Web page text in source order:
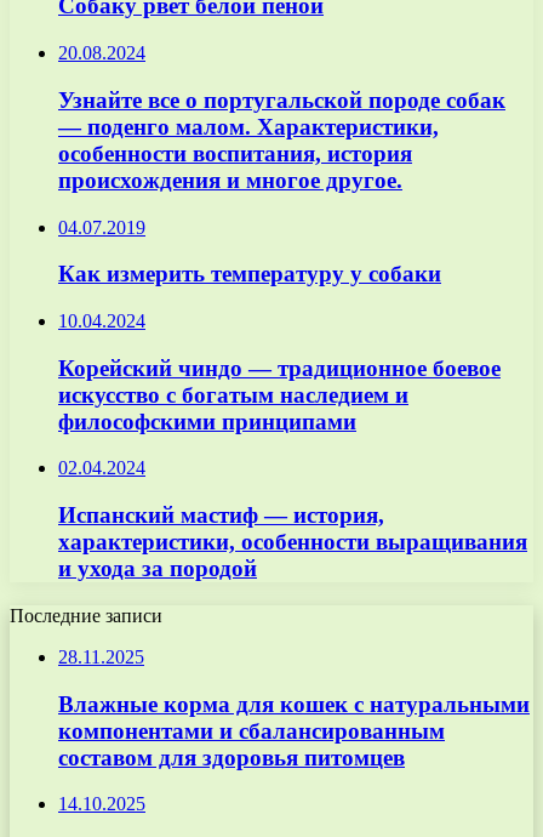
Собаку рвет белой пеной
20.08.2024
Узнайте все о португальской породе собак
— поденго малом. Характеристики,
особенности воспитания, история
происхождения и многое другое.
04.07.2019
Как измерить температуру у собаки
10.04.2024
Корейский чиндо — традиционное боевое
искусство с богатым наследием и
философскими принципами
02.04.2024
Испанский мастиф — история,
характеристики, особенности выращивания
и ухода за породой
Последние записи
28.11.2025
Влажные корма для кошек с натуральными
компонентами и сбалансированным
составом для здоровья питомцев
14.10.2025